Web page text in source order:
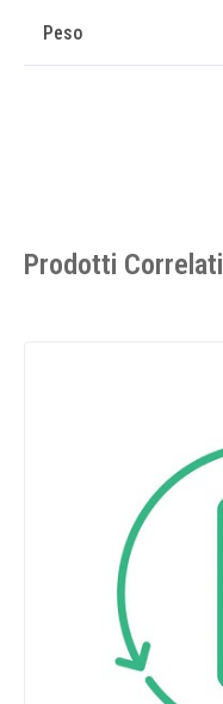
Peso
Prodotti Correlati